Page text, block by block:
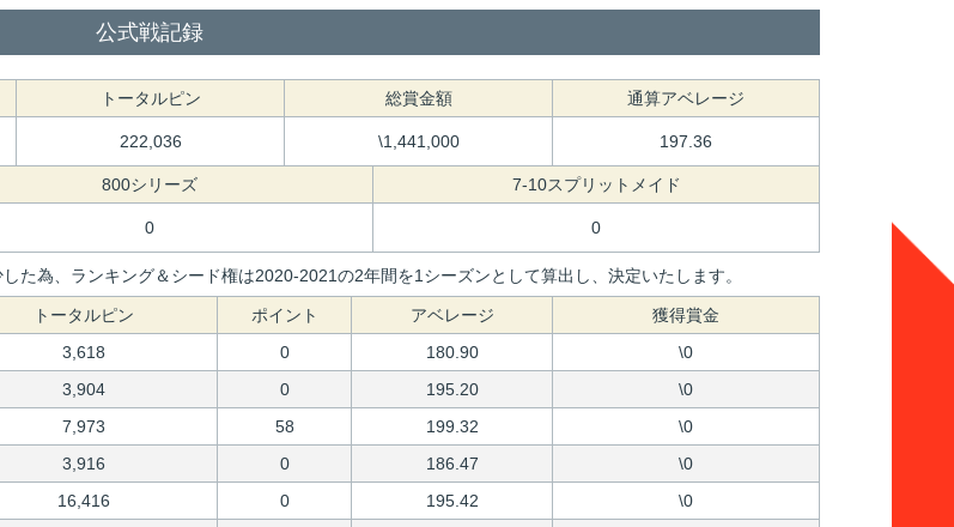
公式戦記録
トータルピン 総賞金額 通算アベレージ
222,036 \1,441,000 197.36
800シリーズ 7-10スプリットメイド
0 0
為、ランキング＆シード権は2020-2021の2年間を1シーズンとして算出し、決定いたします。
トータルピン ポイント アベレージ
獲得賞金
3,618 0 180.90
\0
3,904 0 195.20
\0
7,973 58 199.32
\0
3,916 0 186.47
\0
16,416 0 195.42
\0